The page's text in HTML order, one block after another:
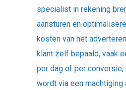
specialist in rekening
aansturen en
kosten van het
klant zelf bepaald, vaak
per dag of per conversie,
wordt via een machtiging